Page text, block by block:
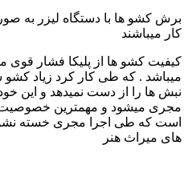
برش کشو ها با دستگاه لیزر به
کار میباشند
کیفیت کشو ها از پلیکا فشار قوی
میباشد . که طی کار کرد زیاد کشو
نبش ها را از دست نمیدهد و این
مجری میشود و مهمترین
است که طی اجرا مجری خسته
های میراث هنر